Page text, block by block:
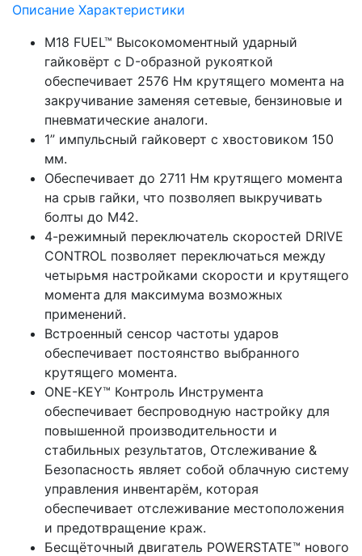
Описание Характеристики
M18 FUEL™ Высокомоментный ударный
гайковёрт с D-образной рукояткой
обеспечивает 2576 Нм крутящего момента на
закручивание заменяя сетевые, бензиновые и
пневматические аналоги.
1” импульсный гайковерт с хвостовиком 150
мм.
Обеспечивает до 2711 Нм крутящего момента
на срыв гайки, что позволяеп выкручивать
болты до М42.
4-режимный переключатель скоростей DRIVE
CONTROL позволяет переключаться между
четырьмя настройками скорости и крутящего
момента для максимума возможных
применений.
Встроенный сенсор частоты ударов
обеспечивает постоянство выбранного
крутящего момента.
ONE-KEY™ Контроль Инструмента
обеспечивает беспроводную настройку для
повышенной производительности и
стабильных результатов, Отслеживание &
Безопасность являет собой облачную систему
управления инвентарём, которая
обеспечивает отслеживание местоположения
и предотвращение краж.
Бесщёточный двигатель POWERSTATE™ нового